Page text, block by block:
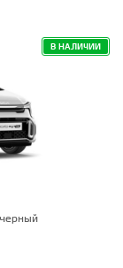
В НАЛИЧИИ